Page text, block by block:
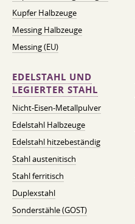
Kupfer Halbzeuge
Messing Halbzeuge
Messing (EU)
EDELSTAHL UND
LEGIERTER STAHL
Nicht-Eisen-Metallpulver
Edelstahl Halbzeuge
Edelstahl hitzebeständig
Stahl austenitisch
Stahl ferritisch
Duplexstahl
Sonderstähle (GOST)